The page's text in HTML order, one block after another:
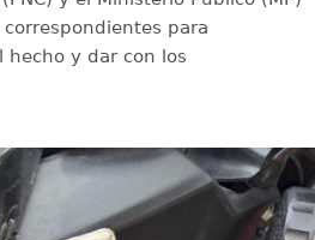
para
hecho y dar con los